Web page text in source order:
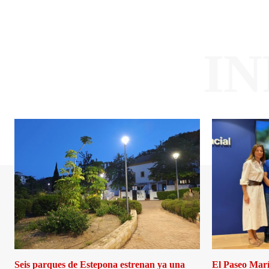
Seis parques de Estepona estrenan ya una El Paseo